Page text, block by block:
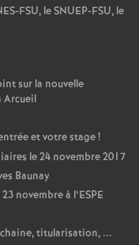
-FSU, leSNUEP-FSU, le
sur la nouvelle
Arcueil
et votre stage!
le 24 novembre 2017
Baunay
novembre à l’ESPE
titularisation, ...